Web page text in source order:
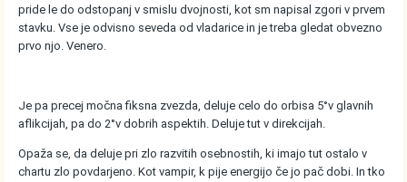
pride le do odstopanj v smislu dvojnosti, kot sm napisal zgori v prvem
stavku. Vse je odvisno seveda od vladarice in je treba gledat obvezno
prvo njo. Venero.
Je pa precej močna fiksna zvezda, deluje celo do orbisa 5°v glavnih
aflikcijah, pa do 2°v dobrih aspektih. Deluje tut v direkcijah.
Opaža se, da deluje pri zlo razvitih osebnostih, ki imajo tut ostalo v
chartu zlo povdarjeno. Kot vampir, k pije energijo če jo pač dobi. In tko